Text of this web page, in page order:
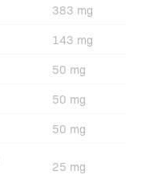
383 mg
143 mg
50 mg
50 mg
50 mg
25 mg